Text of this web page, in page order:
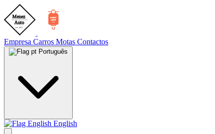
Empresa Carros Motas Contactos
Português
English